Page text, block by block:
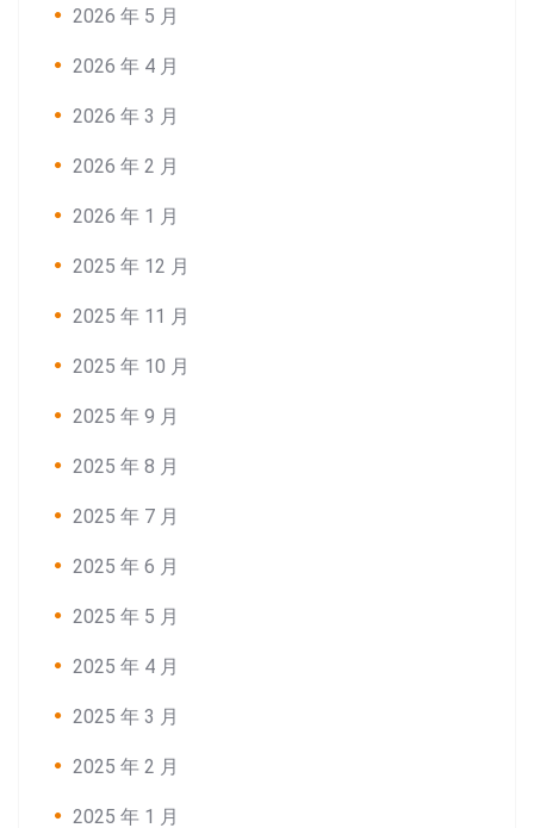
2026 年 5 月
2026 年 4 月
2026 年 3 月
2026 年 2 月
2026 年 1 月
2025 年 12 月
2025 年 11 月
2025 年 10 月
2025 年 9 月
2025 年 8 月
2025 年 7 月
2025 年 6 月
2025 年 5 月
2025 年 4 月
2025 年 3 月
2025 年 2 月
2025 年 1 月